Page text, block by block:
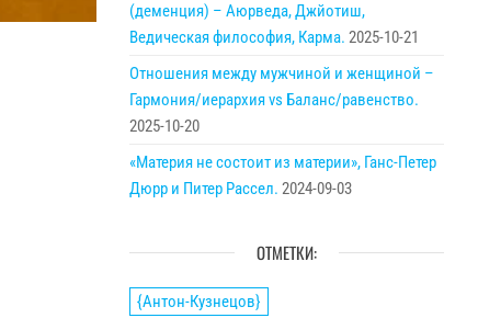
(деменция) – Аюрведа, Джйотиш,
Ведическая философия, Карма. 2025-10-21
Отношения между мужчиной и женщиной –
Гармония/иерархия vs Баланс/равенство.
2025-10-20
«Материя не состоит из материи», Ганс-Петер
Дюрр и Питер Рассел. 2024-09-03
ОТМЕТКИ:
{Антон-Кузнецов}